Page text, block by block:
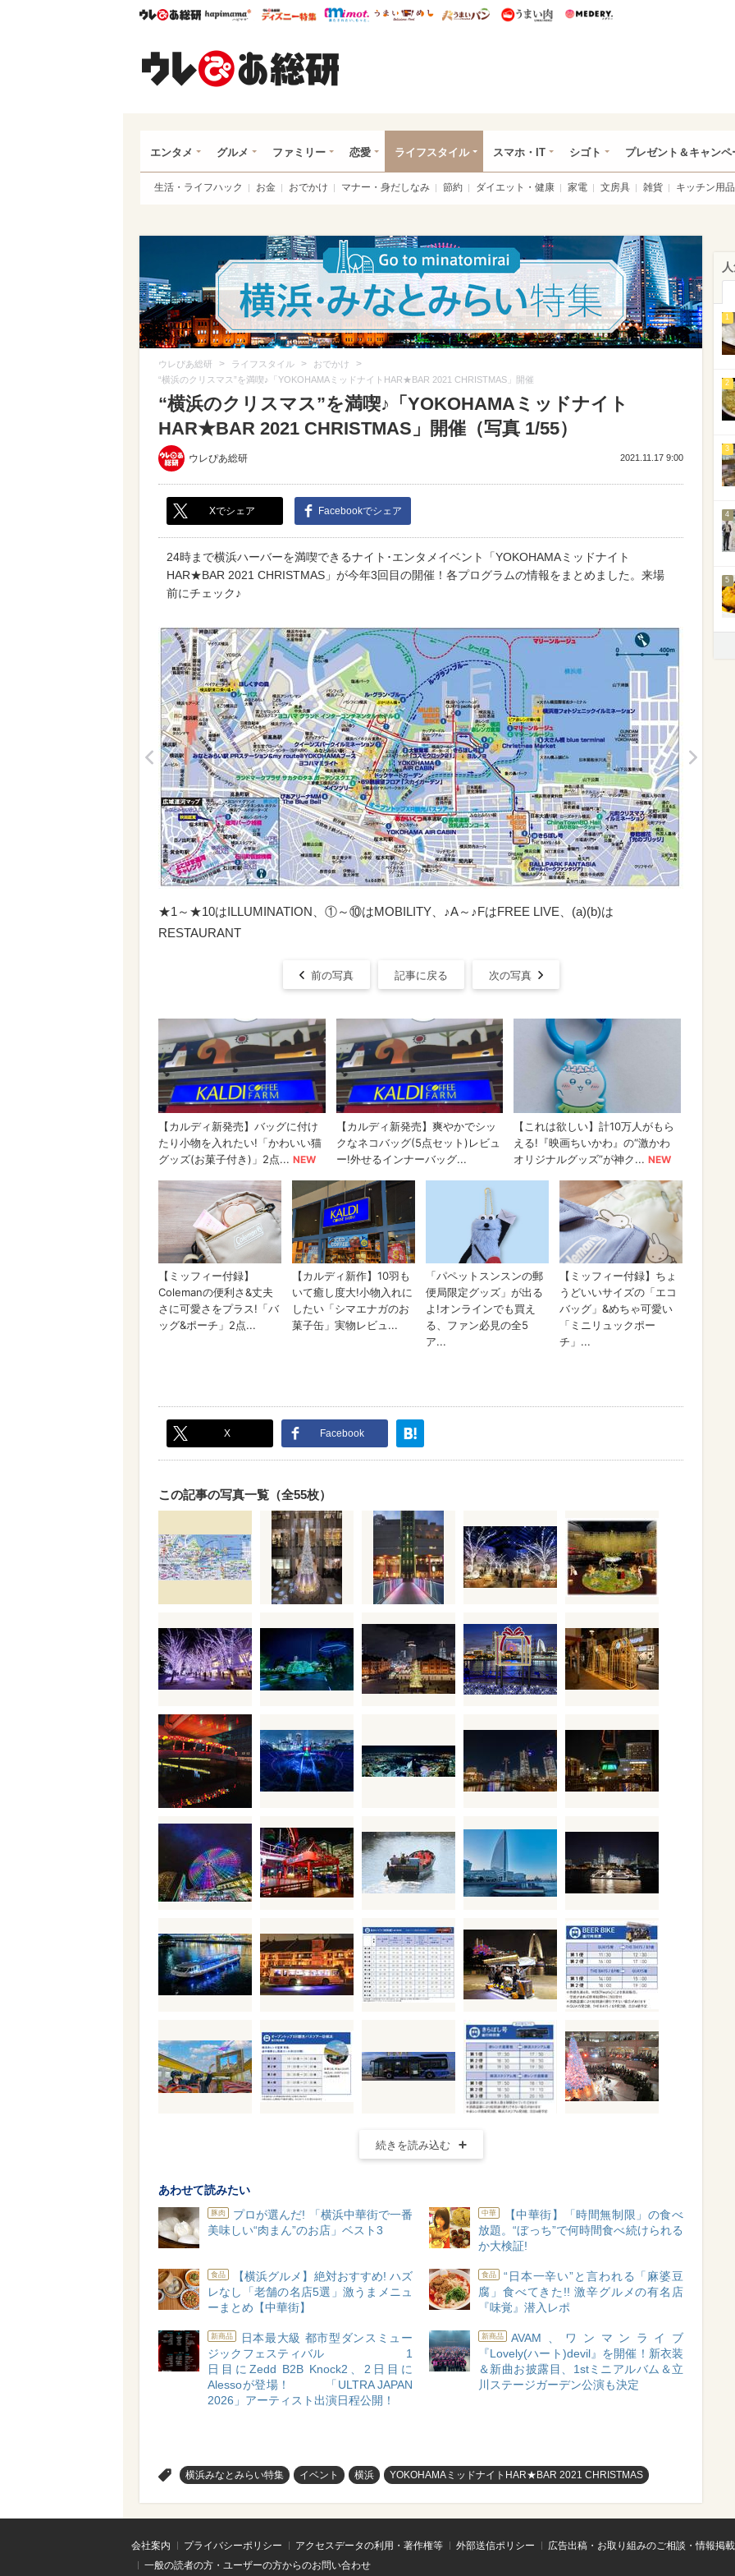
ウレぴあ総研ハピママ* ウレぴあ総研 ディズニー特集
mimot. うまいめし うまいパン うまい肉
エンタメ グルメ ファミリー 恋愛 ライフスタイル スマホ・IT シゴト プレゼント＆キャンペ
生活・ライフハック お金 おでかけ マナー・身だしなみ 節約 ダイエット・健康 家電 文房具 雑貨 キッチン用品
ウレぴあ総研 > ライフスタイル > おでかけ >
“横浜のクリスマス”を満喫♪「YOKOHAMAミッドナイトHAR★BAR 2021 CHRISTMAS」開催
“横浜のクリスマス”を満喫♪「YOKOHAMAミッドナイト
HAR★BAR 2021 CHRISTMAS」開催（写真 1/55）
ウレぴあ総研 2021.11.17 9:00
Xでシェア Facebookでシェア
24時まで横浜ハーバーを満喫できるナイト･エンタメイベント「YOKOHAMAミッドナイト
HAR★BAR 2021 CHRISTMAS」が今年3回目の開催！各プログラムの情報をまとめました。来場
前にチェック♪
★1～★10はILLUMINATION、①～⑩はMOBILITY、♪A～♪FはFREE LIVE、(a)(b)は
RESTAURANT
前の写真 記事に戻る 次の写真
X Facebook
この記事の写真一覧（全55枚）
続きを読み込む
あわせて読みたい
豚肉
プロが選んだ! 「横浜中華街で一番
美味しい“肉まん”のお店」ベスト3
中華
【中華街】「時間無制限」の食べ
放題。“ぼっち”で何時間食べ続けられる
か大検証!
食品
【横浜グルメ】絶対おすすめ! ハズ
レなし「老舗の名店5選」激うまメニュ
ーまとめ【中華街】
食品
“日本一辛い”と言われる「麻婆豆
腐」食べてきた!! 激辛グルメの有名店
『味覚』潜入レポ
新商品
日本最大級 都市型ダンスミュー
ジックフェスティバル 1
日目にZedd B2B Knock2、2日目に
Alessoが登場！ 「ULTRA JAPAN
2026」アーティスト出演日程公開！
新商品
AVAM、ワンマンライブ
『Lovely(ハート)devil』を開催！新衣装
＆新曲お披露目、1stミニアルバム＆立
川ステージガーデン公演も決定
横浜みなとみらい特集 イベント 横浜 YOKOHAMAミッドナイトHAR★BAR 2021 CHRISTMAS
1
2
3
4
5
会社案内 プライバシーポリシー アクセスデータの利用・著作権等 外部送信ポリシー
広告出稿・お取り組みのご相談・情報掲
一般の読者の方・ユーザーの方からのお問い合わせ